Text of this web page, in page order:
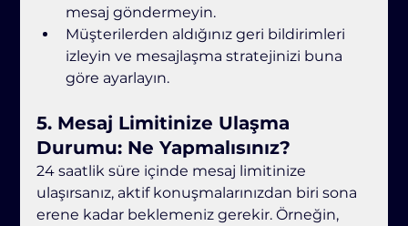
mesaj göndermeyin.
Müşterilerden aldığınız geri bildirimleri
izleyin ve mesajlaşma stratejinizi buna
göre ayarlayın.
5. Mesaj Limitinize Ulaşma
Durumu: Ne Yapmalısınız?
24 saatlik süre içinde mesaj limitinize
ulaşırsanız, aktif konuşmalarınızdan biri sona
erene kadar beklemeniz gerekir. Örneğin,